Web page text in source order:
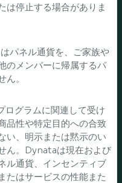
は停止する場合がありま
パネル通貨を、ご家族や
のメンバーに帰属するパ
。
グラムに関連して受け
品性や特定目的への合致
い、明示または黙示のい
ん。Dynataは現在および
ル通貨、インセンティブ
たはサービスの性能また